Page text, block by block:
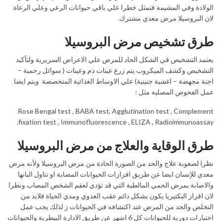
الولادة وفي المشيمة فتمثل خطرا علي باقي حيوانات الرعي وعلي الرعاة
لان البروسيلا مرض معدي مشترك.
طرق تشخيص مرض البروسيلا
يعتمد التشخيص في الشكل الحاد للمرض علي الاعراض السريرية ولتأكيد
التشخيص وكشف الميكروب يتم زرع عينات دم وعينات ( سوائل رحمية –
اجنة مجهضة – اغشية جنينية) علي الاوساط الغذائية المتخصصة ويتم ايضا
عمل الفحوص المصلية مثل :
Rose Bengal test , BABA test, Agglutination test , Complement
fixation test , Immunofluorescence , ELIZA , Radioimmunoassay.
طرق الوقاية والعلاج من مرض البروسيلا
نظرا لصعوبة علاج والحد من الصورة الحادة من مرض البروسيلا ولأنه مرض
معدي للإنسان ايضا عن طريق افرازات الحيوانات المصابة او تناول البانها
والاصابة بمرض الحمي المالطية التي قد تؤدي لعقم الشخص المصاب ونظرا
لان افراز البكتيريا يكون بشكل دائم عقب العدوي ومدي الحياة فلابد من
التخلص والحد من المرض عند اكتشافه في الحيوانات ز لذلك يجب عمل
اختبارات دورية للحيوانات كل 6 اشهر عن طريق الادارة البيطرية والحيوانات